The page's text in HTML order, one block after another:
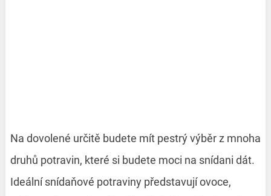
Na dovolené určitě budete mít pestrý výběr z mnoha
druhů potravin, které si budete moci na snídani dát.
Ideální snídaňové potraviny představují ovoce,